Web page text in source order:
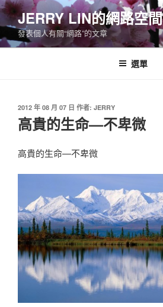
跳
至
主
要
JERRY LIN的網路空間
發表個人有關“網路”的文章
選單
發
佈
於
2012 年 08 月 07 日 作者: JERRY
高貴的生命—不卑微
高貴的生命—不卑微